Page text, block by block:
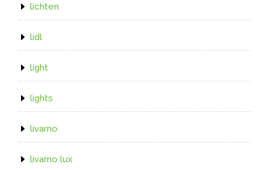
lichten
lidl
light
lights
livarno
livarno lux